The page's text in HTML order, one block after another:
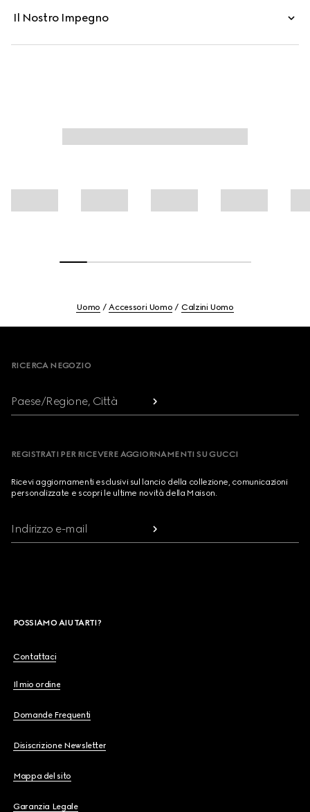
Il Nostro Impegno
Uomo Accessori Uomo Calzini Uomo
RICERCA NEGOZIO
Paese/Regione, Città
REGISTRATI PER RICEVERE AGGIORNAMENTI SU GUCCI
Ricevi aggiornamenti esclusivi sul lancio della collezione, comunicazioni
personalizzate e scopri le ultime novità della Maison.
Indirizzo e-mail
POSSIAMO AIUTARTI?
Contattaci
Il mio ordine
Domande Frequenti
Disiscrizione Newsletter
Mappa del sito
Garanzia Legale